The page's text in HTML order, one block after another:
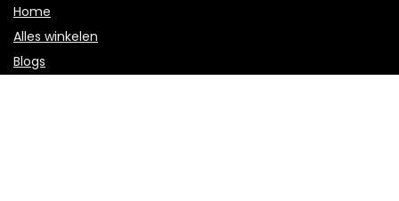
Home
Alles winkelen
Blogs